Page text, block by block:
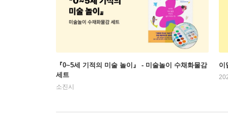
『0~5세 기적의 미술 놀이』 - 미술놀이 수채화물감
세트
소진시
이